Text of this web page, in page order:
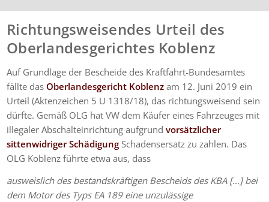
Richtungsweisendes Urteil des
Oberlandesgerichtes Koblenz
Auf Grundlage der Bescheide des Kraftfahrt-Bundesamtes
fällte das Oberlandesgericht Koblenz am 12. Juni 2019 ein
Urteil (Aktenzeichen 5 U 1318/18), das richtungsweisend sein
dürfte. Gemäß OLG hat VW dem Käufer eines Fahrzeuges mit
illegaler Abschalteinrichtung aufgrundvorsätzlicher
sittenwidriger Schädigung Schadensersatz zu zahlen. Das
OLG Koblenz führte etwa aus, dass
ausweislich des bestandskräftigen Bescheids des KBA […] bei
dem Motor des Typs EA 189 eine unzulässige